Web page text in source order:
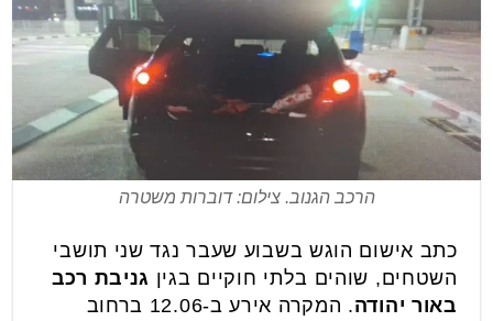
הרכב הגנוב. צילום: דוברות משטרה
כתב אישום הוגש בשבוע שעבר נגד שני תושבי
השטחים, שוהים בלתי חוקיים בגין גניבת רכב
באור יהודה
. המקרה אירע ב-12.06 ברחוב